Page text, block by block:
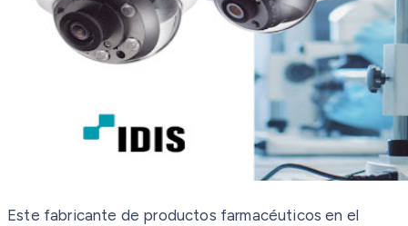
Este fabricante de productos farmacéuticos en el